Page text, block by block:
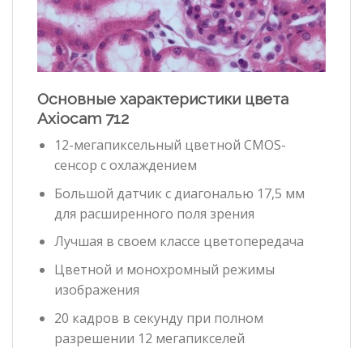
Основные характеристики цвета
Axiocam 712
12-мегапиксельный цветной CMOS-
сенсор с охлаждением
Большой датчик с диагональю 17,5 мм
для расширенного поля зрения
Лучшая в своем классе цветопередача
Цветной и монохромный режимы
изображения
20 кадров в секунду при полном
разрешении 12 мегапикселей